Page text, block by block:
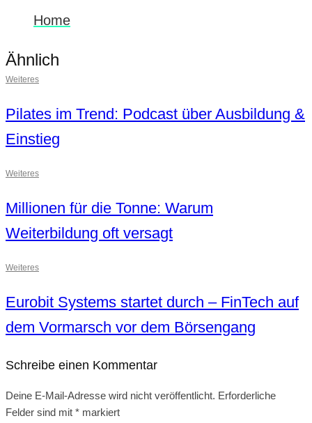
Home
Ähnlich
Weiteres
Pilates im Trend: Podcast über Ausbildung &
Einstieg
Weiteres
Millionen für die Tonne: Warum
Weiterbildung oft versagt
Weiteres
Eurobit Systems startet durch – FinTech auf
dem Vormarsch vor dem Börsengang
Schreibe einen Kommentar
Deine E-Mail-Adresse wird nicht veröffentlicht. Erforderliche
Felder sind mit * markiert